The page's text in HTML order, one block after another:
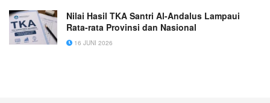
Nilai Hasil TKA Santri Al-Andalus Lampaui
Rata-rata Provinsi dan Nasional
16 JUNI 2026